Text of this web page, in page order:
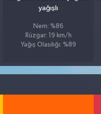
yağışlı
Nem: %86
Rüzgar: 19 km/h
Yağış Olasılığı: %89